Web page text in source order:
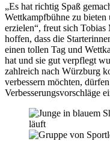
„Es hat richtig Spaß
Wettkampfbühne zu bieten
erzielen“, freut sich
hoffen, dass die
einen tollen Tag und
hat und sie gut verpflegt
zahlreich nach Würzburg
verbessern möchten,
Verbesserungsvorschläge